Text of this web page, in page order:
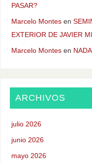
PASAR?
Marcelo Montesen
EXTERIOR DE JAVIER
Marcelo Montesen
ARCHIVOS
julio 2026
junio 2026
mayo 2026